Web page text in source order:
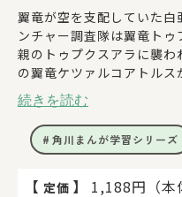
翼竜が空を支配していた
ンチャー調査隊は翼竜トゥ
親のトゥプクスアラに襲
の翼竜ケツァルコアトル
った！ 翼竜の背中に乗っ
繰り広げるレイン、ショー
は！？ 生物の進化がわ
続きを読む
角川まんが学習シリーズ
【 定価 】
1,188円（本